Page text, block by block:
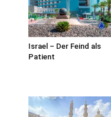
Israel – Der Feind als
Patient